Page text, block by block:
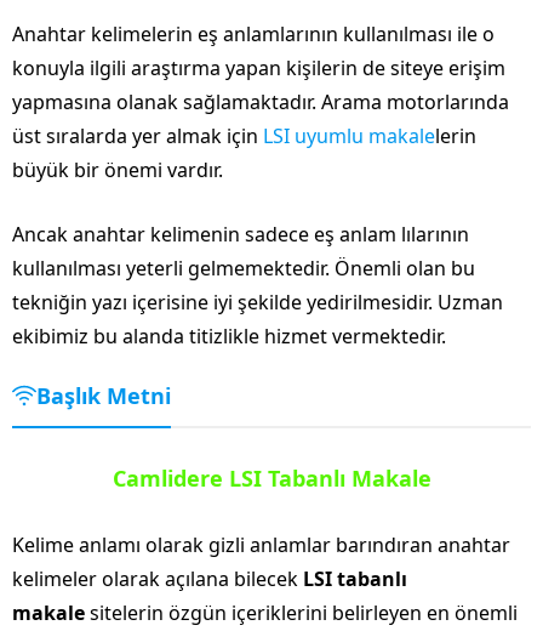
Anahtar kelimelerin eş anlamlarının kullanılması ile o
konuyla ilgili araştırma yapan kişilerin de siteye erişim
yapmasına olanak sağlamaktadır. Arama motorlarında
üst sıralarda yer almak için LSI uyumlu makalelerin
büyük bir önemi vardır.
Ancak anahtar kelimenin sadece eş anlam lılarının
kullanılması yeterli gelmemektedir. Önemli olan bu
tekniğin yazı içerisine iyi şekilde yedirilmesidir. Uzman
ekibimiz bu alanda titizlikle hizmet vermektedir.
Başlık Metni
Camlidere LSI Tabanlı Makale
Kelime anlamı olarak gizli anlamlar barındıran anahtar
kelimeler olarak açılana bilecek LSI tabanlı
makalesitelerin özgün içeriklerini belirleyen en önemli